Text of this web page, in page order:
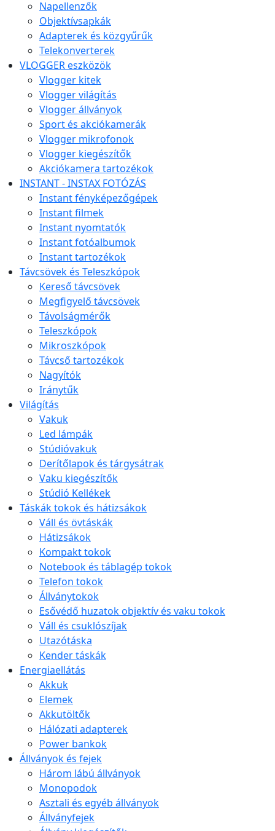
Napellenzők
Objektívsapkák
Adapterek és közgyűrűk
Telekonverterek
VLOGGER eszközök
Vlogger kitek
Vlogger világítás
Vlogger állványok
Sport és akciókamerák
Vlogger mikrofonok
Vlogger kiegészítők
Akciókamera tartozékok
INSTANT - INSTAX FOTÓZÁS
Instant fényképezőgépek
Instant filmek
Instant nyomtatók
Instant fotóalbumok
Instant tartozékok
Távcsövek és Teleszkópok
Kereső távcsövek
Megfigyelő távcsövek
Távolságmérők
Teleszkópok
Mikroszkópok
Távcső tartozékok
Nagyítók
Iránytűk
Világítás
Vakuk
Led lámpák
Stúdióvakuk
Derítőlapok és tárgysátrak
Vaku kiegészítők
Stúdió Kellékek
Táskák tokok és hátizsákok
Váll és övtáskák
Hátizsákok
Kompakt tokok
Notebook és táblagép tokok
Telefon tokok
Állványtokok
Esővédő huzatok objektív és vaku tokok
Váll és csuklószíjak
Utazótáska
Kender táskák
Energiaellátás
Akkuk
Elemek
Akkutöltők
Hálózati adapterek
Power bankok
Állványok és fejek
Három lábú állványok
Monopodok
Asztali és egyéb állványok
Állványfejek